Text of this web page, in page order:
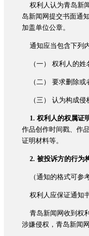
权利人认为青岛新
岛新闻网提交书面通
加盖单位公章。
通知应当包含下列
（一） 权利人的姓
（二） 要求删除或
（三） 认为构成侵
1. 权利人的权属证
作品创作时间戳、作
证明材料等。
2. 被投诉方的行为
（通知的格式可参
权利人应保证通知
青岛新闻网收到权
涉嫌侵权，青岛新闻